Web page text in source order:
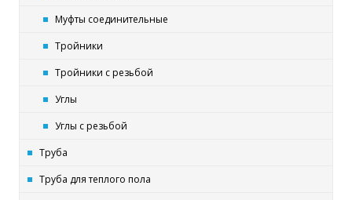
Муфты соединительные
Тройники
Тройники с резьбой
Углы
Углы с резьбой
Труба
Труба для теплого пола